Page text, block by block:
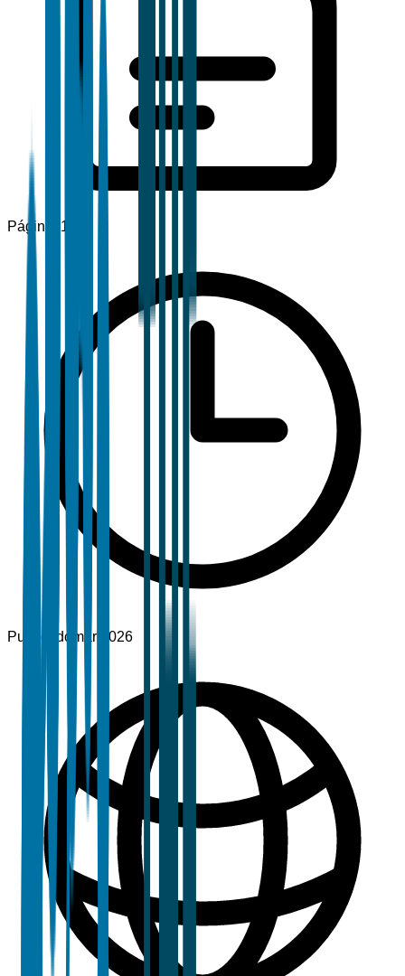
Páginas 120+
Publicado mar 2026